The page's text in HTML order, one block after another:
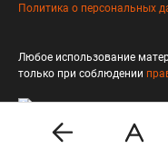
Политика о персональных
Любое использование
только при соблюдении